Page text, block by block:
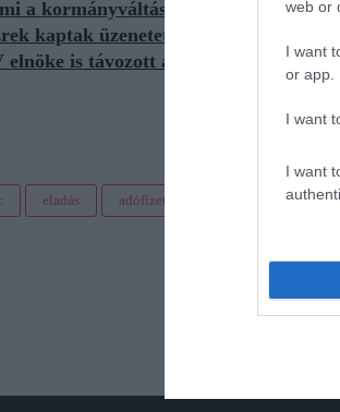
web or
I want
or app.
I want
I want
a kormányváltással sem változott,
kaptak üzenetet a NAV-tól,
elnöke is távozott a kormányváltással
eladás adófizetés szja